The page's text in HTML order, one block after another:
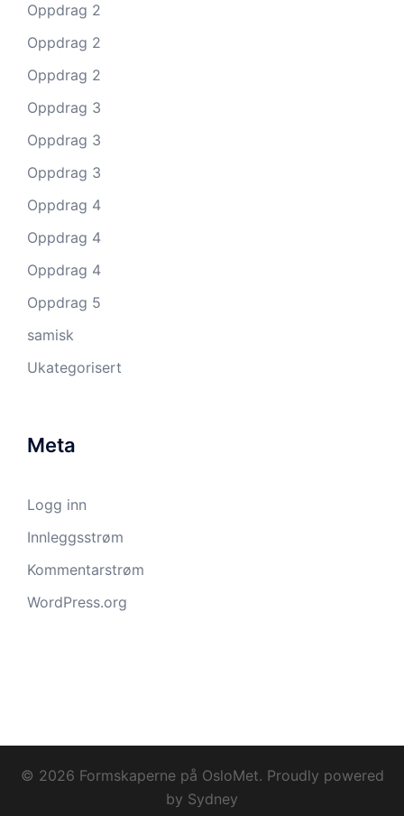
Oppdrag 2
Oppdrag 2
Oppdrag 2
Oppdrag 3
Oppdrag 3
Oppdrag 3
Oppdrag 4
Oppdrag 4
Oppdrag 4
Oppdrag 5
samisk
Ukategorisert
Meta
Logg inn
Innleggsstrøm
Kommentarstrøm
WordPress.org
© 2026 Formskaperne på OsloMet. Proudly powered
by Sydney